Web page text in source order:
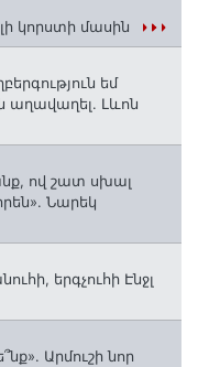
կորստի մասին
եմ
աղավաղել. Լևոն
ով շատ սխալ
Նարեկ
երգչուհի Էնջլ
Արմուշի նոր